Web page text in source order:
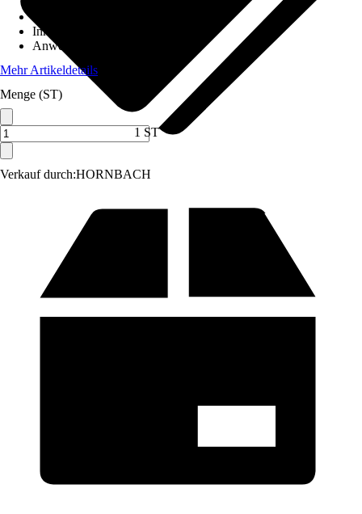
Verkauf durch:HORNBACH
Inhalt
Anwendung
Mehr Artikeldetails
Menge (ST)
1 ST